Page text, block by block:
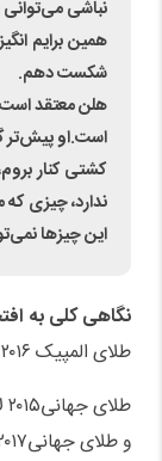
نباشی می‌توانی
همین برایم
شکست دهم.
هلن معتقد
است.او پیش‌تر
کشتی کنار
ندارد، چیزی
این چیزها
نگاهی کلی به
طلای المپیک ۲۰۱۶ ریودوژانیرو در وزن ۵۳کیلوگرم
طلای جهانی۲۰۱۵ لاس‌وگاس در وزن ۵۵کیلوگرم
و طلای جهانی۲۰۱۷ پاریس در وزن ۵۸کیلوگرم